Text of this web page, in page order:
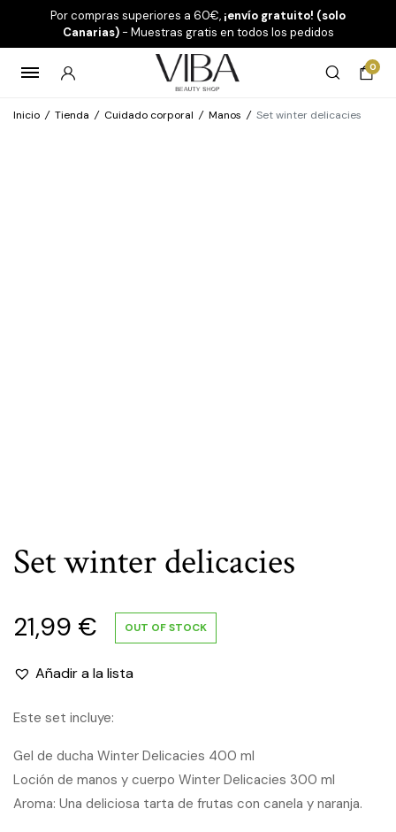
Por compras superiores a 60€, ¡envío gratuito! (solo
Canarias)- Muestras gratis en todos los pedidos
0
Inicio / Tienda / Cuidado corporal / Manos / Set winter delicacies
Set winter delicacies
21,99 € OUT OF STOCK
Añadir a la lista
Este set incluye:
Gel de ducha Winter Delicacies 400 ml
Loción de manos y cuerpo Winter Delicacies 300 ml
Aroma: Una deliciosa tarta de frutas con canela y naranja.